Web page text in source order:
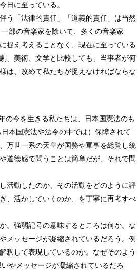
日に至っている。
う「法律的責任」「道義的責任」は当然
部の音楽家を除いて、多くの音楽家
捉え考えることなく、現在に至っている
、美術、文学と比較しても、当事者が何
は、改めて私たちが捉えなければならな
の今を生きる私たちは、日本国憲法のも
本国憲法や法令の中では）保障されて
万世一系の天皇が国務や軍事を総覧し統
道徳感で問うことは簡単だが、それで問
活動したのか、その活動をどのように評
、活かしていくのか、を丁寧に再考すべ
。強弱記号の意味するところは何か。な
メッセージが凝縮されているだろう。例
釈して表現しているのか。なぜそのよう
やメッセージが凝縮されているだろ